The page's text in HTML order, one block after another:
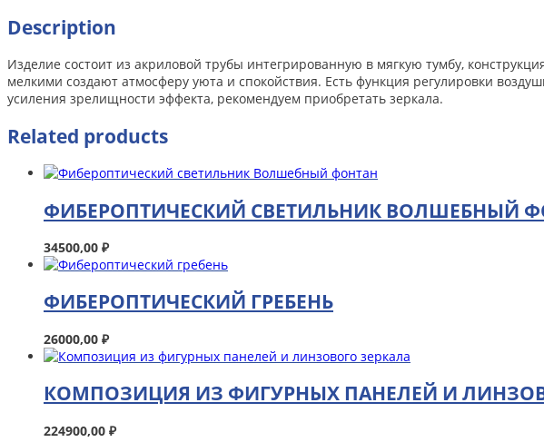
Description
Изделие состоит из акриловой трубы интегрированную в мягкую тумбу,
мелкими создают атмосферу уюта и спокойствия. Есть функция регулировки
усиления зрелищности эффекта, рекомендуем приобретать зеркала.
Related products
ФИБЕРОПТИЧЕСКИЙ СВЕТИЛЬНИК ВОЛШЕБНЫЙ
34500,00 ₽
ФИБЕРОПТИЧЕСКИЙ ГРЕБЕНЬ
26000,00 ₽
КОМПОЗИЦИЯ ИЗ ФИГУРНЫХ ПАНЕЛЕЙ И
224900,00 ₽